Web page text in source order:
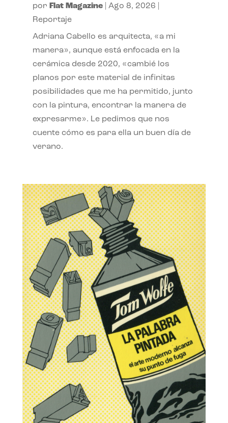
por Flat Magazine| Ago 8, 2026
Reportaje
Adriana Cabello es arquitecta, «a mi
manera», aunque está enfocada en la
cerámica desde 2020, «cambié los
planos por este material de infinitas
posibilidades que me ha permitido, junto
con la pintura, encontrar la manera de
expresarme». Le pedimos que nos
cuente cómo es para ella un buen día de
verano.